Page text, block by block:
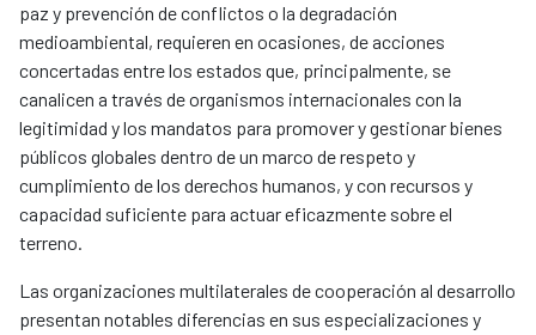
paz y prevención de conflictos o la degradación
medioambiental, requieren en ocasiones, de acciones
concertadas entre los estados que, principalmente, se
canalicen a través de organismos internacionales con la
legitimidad y los mandatos para promover y gestionar bienes
públicos globales dentro de un marco de respeto y
cumplimiento de los derechos humanos, y con recursos y
capacidad suficiente para actuar eficazmente sobre el
terreno.
Las organizaciones multilaterales de cooperación al desarrollo
presentan notables diferencias en sus especializaciones y